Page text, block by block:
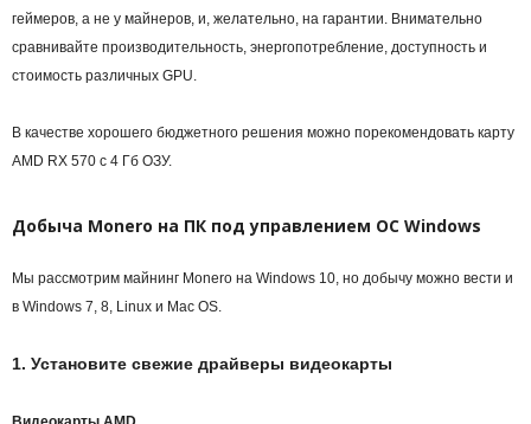
геймеров, а не у майнеров, и, желательно, на гарантии. Внимательно
сравнивайте производительность, энергопотребление, доступность и
стоимость различных GPU.
В качестве хорошего бюджетного решения можно порекомендовать карту
AMD RX 570 с 4 Гб ОЗУ.
Добыча Monero на ПК под управлением ОС Windows
Мы рассмотрим майнинг Monero на Windows 10, но добычу можно вести и
в Windows 7, 8, Linux и Mac OS.
1. Установите свежие драйверы видеокарты